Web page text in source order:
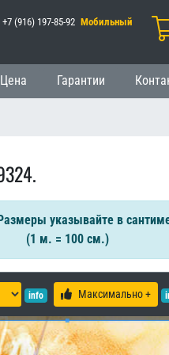
+7 (916) 197-85-92 Мобильный
Цена Гарантии
указывайте в
(1 м. = 100 см.)
info Максимально +